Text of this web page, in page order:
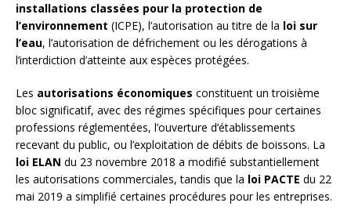
installations classées pour la protection de
l’environnement (ICPE), l’autorisation au titre de la loi sur
l’eau, l’autorisation de défrichement ou les dérogations à
l’interdiction d’atteinte aux espèces protégées.
Les autorisations économiques constituent un troisième
bloc significatif, avec des régimes spécifiques pour certaines
professions réglementées, l’ouverture d’établissements
recevant du public, ou l’exploitation de débits de boissons. La
loi ELAN du 23 novembre 2018 a modifié substantiellement
les autorisations commerciales, tandis que la loi PACTE du 22
mai 2019 a simplifié certaines procédures pour les entreprises.